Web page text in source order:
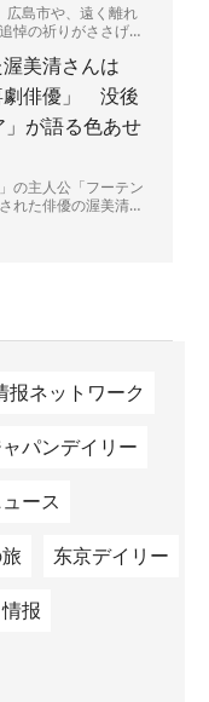
広島市や、遠く離れ
悼の祈りがささげら
...美清さんは
劇俳優」 没後
が語る色あせ
の主人公「フーテン
れた俳優の渥美清さ
报ネットワーク
パンデイリー
ース
东京デイリー
报